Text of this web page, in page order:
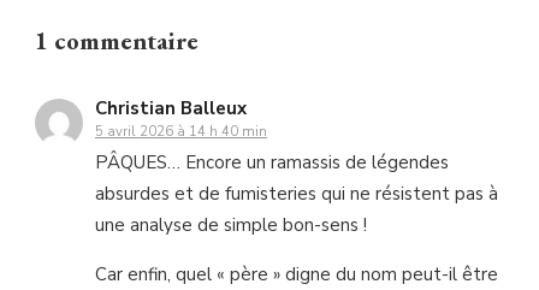
1 commentaire
Christian Balleux
5 avril 2026 à 14 h 40 min
PÂQUES… Encore un ramassis de légendes
absurdes et de fumisteries qui ne résistent pas à
une analyse de simple bon-sens !
Car enfin, quel « père » digne du nom peut-il être